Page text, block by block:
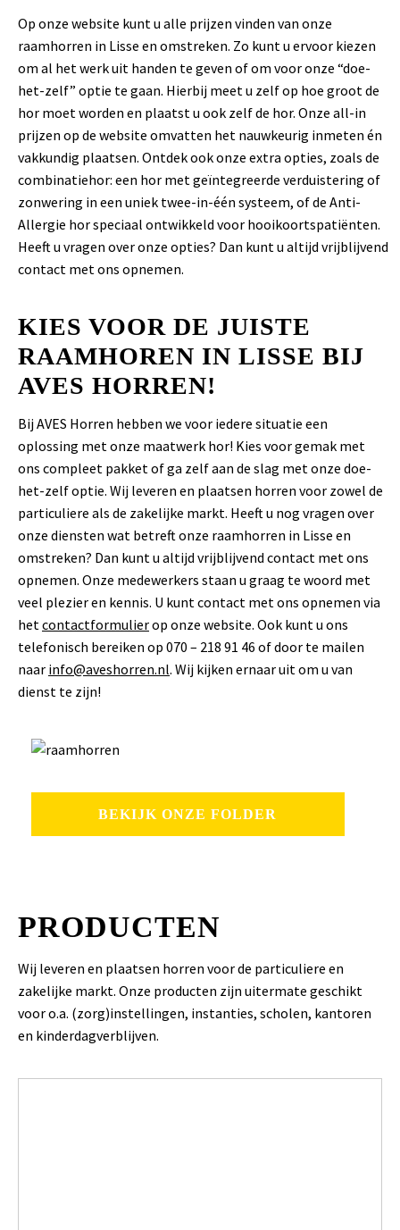
Op onze website kunt u alle prijzen vinden van onze
raamhorren in Lisse en omstreken. Zo kunt u ervoor kiezen
om al het werk uit handen te geven of om voor onze “doe-
het-zelf” optie te gaan. Hierbij meet u zelf op hoe groot de
hor moet worden en plaatst u ook zelf de hor. Onze all-in
prijzen op de website omvatten het nauwkeurig inmeten én
vakkundig plaatsen. Ontdek ook onze extra opties, zoals de
combinatiehor: een hor met geïntegreerde verduistering of
zonwering in een uniek twee-in-één systeem, of de Anti-
Allergie hor speciaal ontwikkeld voor hooikoortspatiënten.
Heeft u vragen over onze opties? Dan kunt u altijd vrijblijvend
contact met ons opnemen.
KIES VOOR DE JUISTE
RAAMHOREN IN LISSE BIJ
AVES HORREN!
Bij AVES Horren hebben we voor iedere situatie een
oplossing met onze maatwerk hor! Kies voor gemak met
ons compleet pakket of ga zelf aan de slag met onze doe-
het-zelf optie. Wij leveren en plaatsen horren voor zowel de
particuliere als de zakelijke markt. Heeft u nog vragen over
onze diensten wat betreft onze raamhorren in Lisse en
omstreken? Dan kunt u altijd vrijblijvend contact met ons
opnemen. Onze medewerkers staan u graag te woord met
veel plezier en kennis. U kunt contact met ons opnemen via
hetcontactformulierop onze website. Ook kunt u ons
telefonisch bereiken op 070 – 218 91 46 of door te mailen
naar info@aveshorren.nl. Wij kijken ernaar uit om u van
dienst te zijn!
BEKIJK ONZE FOLDER
PRODUCTEN
Wij leveren en plaatsen horren voor de particuliere en
zakelijke markt. Onze producten zijn uitermate geschikt
voor o.a. (zorg)instellingen, instanties, scholen, kantoren
en kinderdagverblijven.